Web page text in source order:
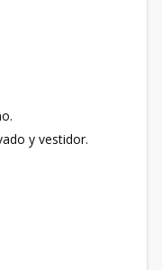
y vestidor.